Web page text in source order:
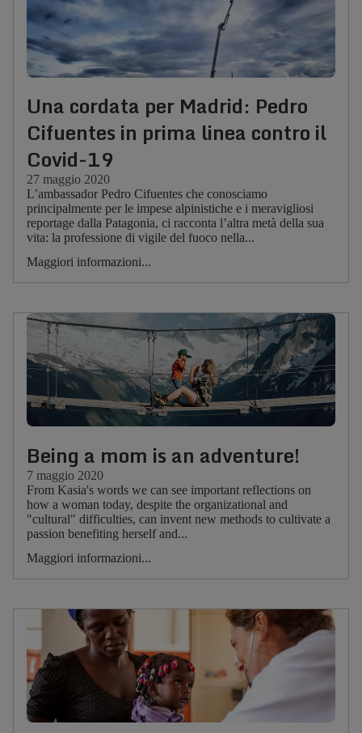
Una cordata per Madrid: Pedro
Cifuentes in prima linea contro il
Covid-19
27 maggio 2020
L’ambassador Pedro Cifuentes che conosciamo
principalmente per le impese alpinistiche e i meravigliosi
reportage dalla Patagonia, ci racconta l’altra metà della sua
vita: la professione di vigile del fuoco nella...
Maggiori informazioni...
Being a mom is an adventure!
7 maggio 2020
From Kasia's words we can see important reflections on
how a woman today, despite the organizational and
"cultural" difficulties, can invent new methods to cultivate a
passion benefiting herself and...
Maggiori informazioni...